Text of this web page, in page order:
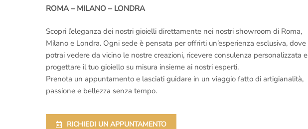
ROMA – MILANO – LONDRA
Scopri l’eleganza dei nostri gioielli direttamente nei nostri showroom di Roma,
Milano e Londra. Ogni sede è pensata per offrirti un’esperienza esclusiva, dove
potrai vedere da vicino le nostre creazioni, ricevere consulenza personalizzata e
progettare il tuo gioiello su misura insieme ai nostri esperti.
Prenota un appuntamento e lasciati guidare in un viaggio fatto di artigianalità,
passione e bellezza senza tempo.
RICHIEDI UN APPUNTAMENTO